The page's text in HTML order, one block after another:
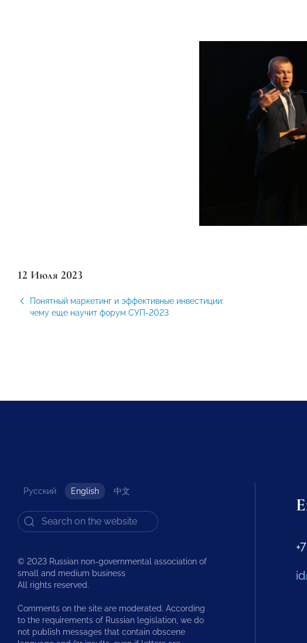
12 Июля 2023
Понятный маркетинг и эффективные инвестиции:
чему еще научит форум СУП-2023
Русский English 中文
© 2023 Russian non-governmental association of
small and medium business
All rights reserved.
Comments on the site are moderated. According
to the requirements of Russian legislation, we do
not publish messages that contain obscene